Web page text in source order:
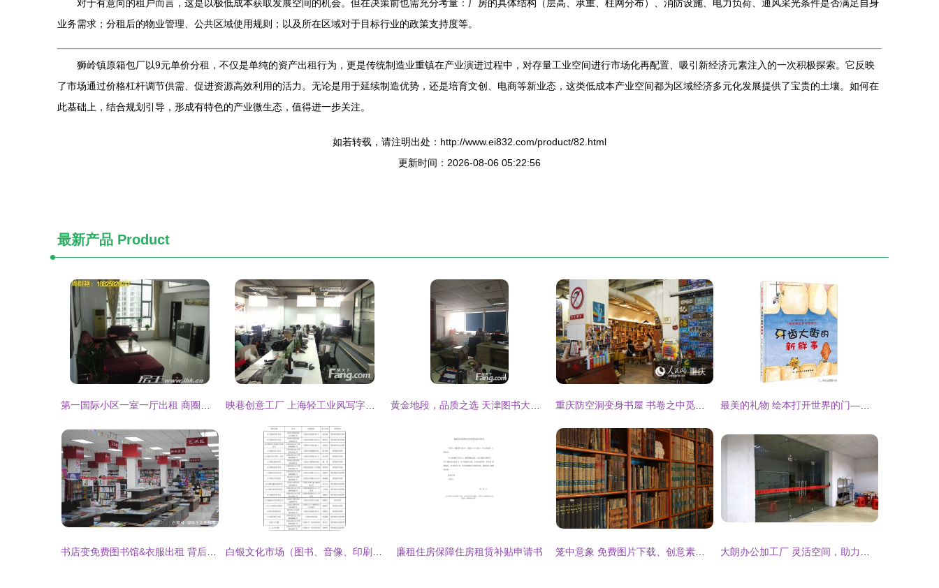
对于有意向的租户而言，这是以极低成本获取发展空间的机会。但在决策前也需充分考量：厂房的具体结构（层高、承重、柱网分布）、消防设施、电力负荷、通风采光条件是否满足自身
业务需求；分租后的物业管理、公共区域使用规则；以及所在区域对于目标行业的政策支持度等。
狮岭镇原箱包厂以9元单价分租，不仅是单纯的资产出租行为，更是传统制造业重镇在产业演进过程中，对存量工业空间进行市场化再配置、吸引新经济元素注入的一次积极探索。它反映
了市场通过价格杠杆调节供需、促进资源高效利用的活力。无论是用于延续制造优势，还是培育文创、电商等新业态，这类低成本产业空间都为区域经济多元化发展提供了宝贵的土壤。如何在
此基础上，结合规划引导，形成有特色的产业微生态，值得进一步关注。
如若转载，请注明出处：http://www.ei832.com/product/82.html
更新时间：2026-08-06 05:22:56
最新产品 Product
廉租住房保障住房租赁补贴申请书